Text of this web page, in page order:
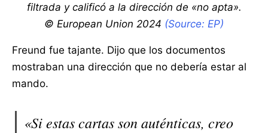
filtrada y calificó a la dirección de «no apta».
© European Union 2024 (Source: EP)
Freund fue tajante. Dijo que los documentos
mostraban una dirección que no debería estar al
mando.
«Si estas cartas son auténticas, creo